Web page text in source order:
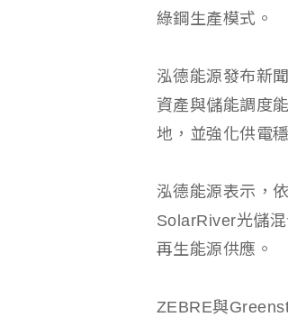
綠鋼生產模式。
泓德能源發布新
資產與儲能調度
地，並強化供電
泓德能源表示，
SolarRiver光儲
再生能源供應。
ZEBRE與